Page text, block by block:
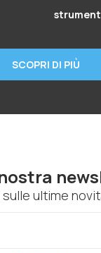
SCOPRI DI PIÙ
ultime